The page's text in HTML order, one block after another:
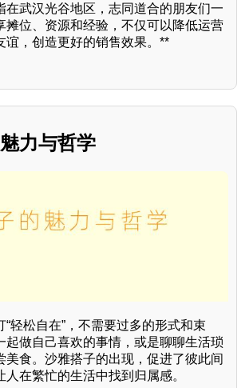
在武汉光谷地区，志同道合的朋友们一
摊位、资源和经验，不仅可以降低运营
谊，创造更好的销售效果。**
力与哲学
轻松自在”，不需要过多的形式和束
起做自己喜欢的事情，或是聊聊生活琐
美食。沙雅搭子的出现，促进了彼此间
人在繁忙的生活中找到归属感。